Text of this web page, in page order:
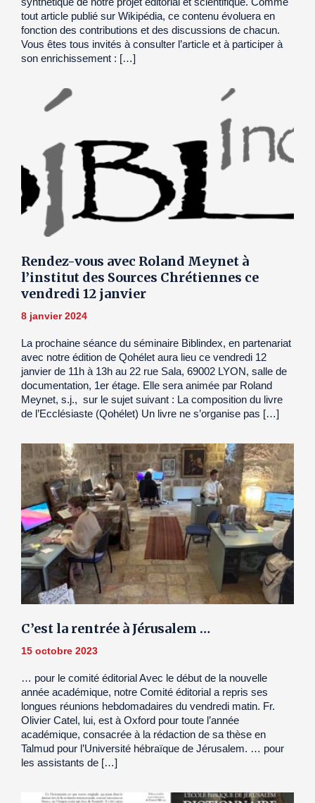
tout article publié sur Wikipédia, ce contenu évoluera en
fonction des contributions et des discussions de chacun.
Vous êtes tous invités à consulter l’article et à participer à
son enrichissement : […]
Rendez-vous avec Roland Meynet à
l’institut des Sources Chrétiennes ce
vendredi 12 janvier
8 janvier 2024
La prochaine séance du séminaire Biblindex, en partenariat
avec notre édition de Qohélet aura lieu ce vendredi 12
janvier de 11h à 13h au 22 rue Sala, 69002 LYON, salle de
documentation, 1er étage. Elle sera animée par Roland
Meynet, s.j., sur le sujet suivant : La composition du livre
de l’Ecclésiaste (Qohélet) Un livre ne s’organise pas […]
C’est la rentrée à Jérusalem …
15 octobre 2023
… pour le comité éditorial Avec le début de la nouvelle
année académique, notre Comité éditorial a repris ses
longues réunions hebdomadaires du vendredi matin. Fr.
Olivier Catel, lui, est à Oxford pour toute l’année
académique, consacrée à la rédaction de sa thèse en
Talmud pour l’Université hébraïque de Jérusalem. … pour
les assistants de […]